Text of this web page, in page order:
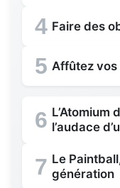
4 Faire des
5 Affûtez
6 L’Atomium
l’audace
7 Le
génération